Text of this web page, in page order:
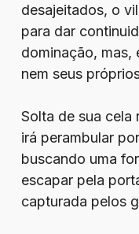
desajeitados, o
para dar
dominação, mas,
nem seus
Solta de sua cela
irá perambular
buscando uma
escapar pela
capturada pelos